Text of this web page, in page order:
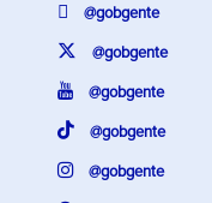
@gobgente
@gobgente
@gobgente
@gobgente
@gobgente